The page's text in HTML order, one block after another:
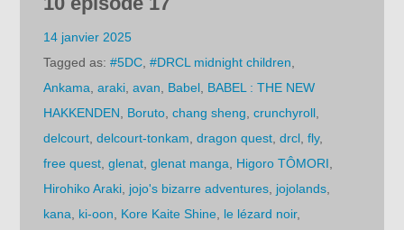
14 janvier 2025
Tagged as:#5DC ,#DRCL midnight children
Ankama ,araki ,avan Babel BABEL : THE NEW
HAKKENDEN
Boruto ,chang sheng ,crunchyroll
delcourt ,delcourt-tonkam ,dragon quest ,drcl ,fly,
free quest ,glenat ,glenat manga Higoro TÔMORI
Hirohiko Araki jojo's bizarre adventures jojolands
kana
ki-oon Kore Kaite Shine le lézard noir,